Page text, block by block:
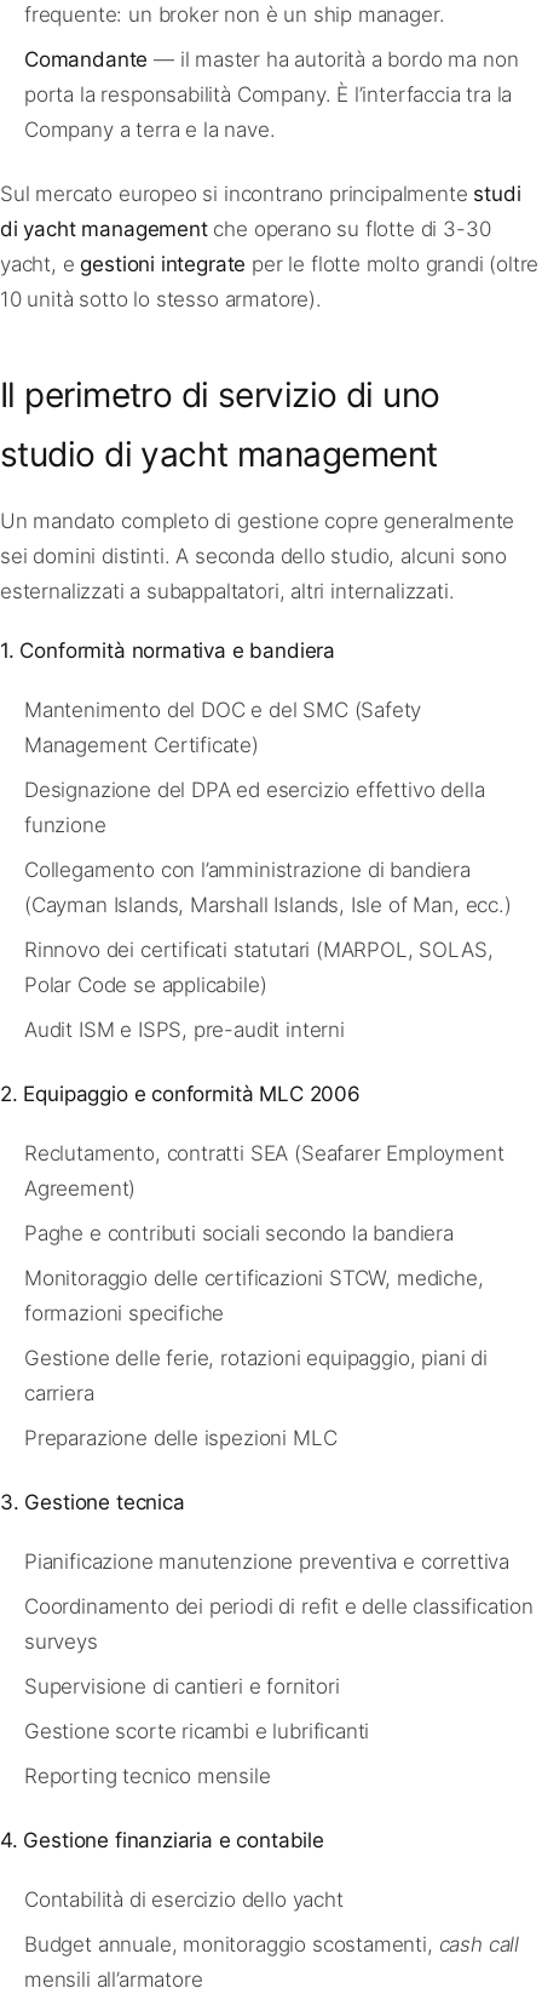
frequente: un broker non è un ship manager.
Comandante — il master ha autorità a bordo ma non
porta la responsabilità Company. È l’interfaccia tra la
Company a terra e la nave.
Sul mercato europeo si incontrano principalmente studi
di yacht managementche operano su flotte di 3-30
yacht, e gestioni integrate per le flotte molto grandi (oltre
10 unità sotto lo stesso armatore).
Il perimetro di servizio di uno
studio di yacht management
Un mandato completo di gestione copre generalmente
sei domini distinti. A seconda dello studio, alcuni sono
esternalizzati a subappaltatori, altri internalizzati.
1. Conformità normativa e bandiera
Mantenimento del DOC e del SMC (Safety
Management Certificate)
Designazione del DPA ed esercizio effettivo della
funzione
Collegamento con l’amministrazione di bandiera
(Cayman Islands, Marshall Islands, Isle of Man, ecc.)
Rinnovo dei certificati statutari (MARPOL, SOLAS,
Polar Code se applicabile)
Audit ISM e ISPS, pre-audit interni
2. Equipaggio e conformità MLC 2006
Reclutamento, contratti SEA (Seafarer Employment
Agreement)
Paghe e contributi sociali secondo la bandiera
Monitoraggio delle certificazioni STCW, mediche,
formazioni specifiche
Gestione delle ferie, rotazioni equipaggio, piani di
carriera
Preparazione delle ispezioni MLC
3. Gestione tecnica
Pianificazione manutenzione preventiva e correttiva
Coordinamento dei periodi di refit e delle classification
surveys
Supervisione di cantieri e fornitori
Gestione scorte ricambi e lubrificanti
Reporting tecnico mensile
4. Gestione finanziaria e contabile
Contabilità di esercizio dello yacht
Budget annuale, monitoraggio scostamenti, cash call
mensili all’armatore